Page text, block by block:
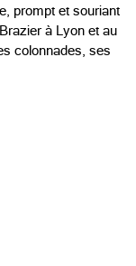
prompt et souriant
à Lyon et au
colonnades, ses